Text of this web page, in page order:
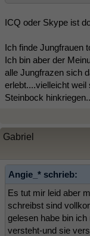
ICQ oder Skype ist
Ich finde Jungfrauen
Ich bin aber der
alle Jungfrazen sich
erlebt....vielleicht
Steinbock
Gabriel
Angie_* schrieb:
Es tut mir leid aber
schreibst sind
gelesen habe bin
versteht-und sie